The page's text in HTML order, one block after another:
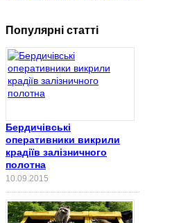
Популярні статті
Бердичівські
оперативники викрили
крадіїв залізничного
полотна
10.09.2015